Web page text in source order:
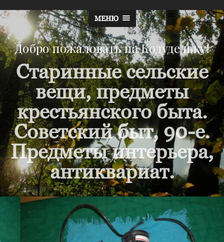
МЕНЮ
Добро пожаловать на Кодудельку!
Старинные сельские
вещи, предметы
крестьянского быта.
Советский быт, 90-е.
Предметы интерьера,
антиквариат.